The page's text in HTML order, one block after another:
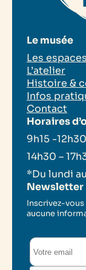
Le musée
Les
L’atelier
Histoire &
Infos
Contact
Horaires
9h15 -12h30
14h30 –
*Du lundi
Newsletter
Inscrivez-
aucune